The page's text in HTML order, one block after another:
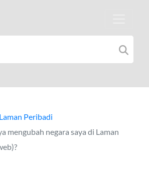
Laman Peribadi
mengubah negara saya di Laman